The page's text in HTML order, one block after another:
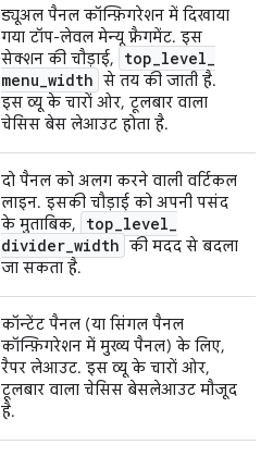
ड्यूअल पैनल कॉन्फ़िगरेशन में दिखाया
गया टॉप-लेवल मेन्यू फ़्रैगमेंट. इस
सेक्शन की चौड़ाई,
top_level_
menu_width से तय की जाती है.
इस व्यू के चारों ओर, टूलबार वाला
चेसिस बेस लेआउट होता है.
दो पैनल को अलग करने वाली वर्टिकल
लाइन. इसकी चौड़ाई को अपनी पसंद
के मुताबिक,
top_level_
divider_width की मदद से बदला
जा सकता है.
कॉन्टेंट पैनल (या सिंगल पैनल
कॉन्फ़िगरेशन में मुख्य पैनल) के लिए,
रैपर लेआउट. इस व्यू के चारों ओर,
टूलबार वाला चेसिस बेसलेआउट मौजूद
है.